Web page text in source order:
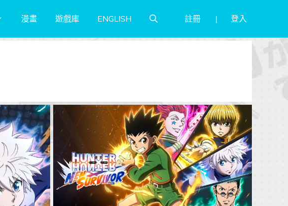
漫畫 遊戲庫 ENGLISH 註冊 登入